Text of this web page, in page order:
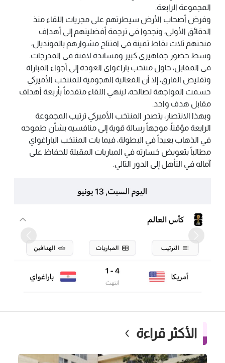
المجموعة الرابعة.
وفرض أصحاب الأرض سيطرتهم على مجريات اللقاء منذ
الدقائق الأولى، ونجحوا في ترجمة أفضليتهم إلى أهداف
منحتهم ثلاث نقاط ثمينة في افتتاح مشوارهم بالمونديال،
وسط حضور جماهيري كبير ومساندة لافتة في المدرجات.
في المقابل، حاول منتخب باراغواي العودة إلى أجواء المباراة
وتقليص الفارق، إلا أن الفعالية الهجومية للمنتخب الأميركي
حسمت المواجهة لصالحه، لينهي اللقاء متقدماً بأربعة أهداف
مقابل هدف واحد.
وبهذا الانتصار، يتصدر المنتخب الأميركي ترتيب المجموعة
الرابعة مؤقتاً، موجهاً رسالة قوية إلى منافسيه بشأن طموحه
في الذهاب بعيداً في البطولة، فيما بات المنتخب الباراغواي
مطالباً بتعويض خسارته في المباريات المقبلة للحفاظ على
آماله في التأهل إلى الدور التالي.
الأكثر قراءة